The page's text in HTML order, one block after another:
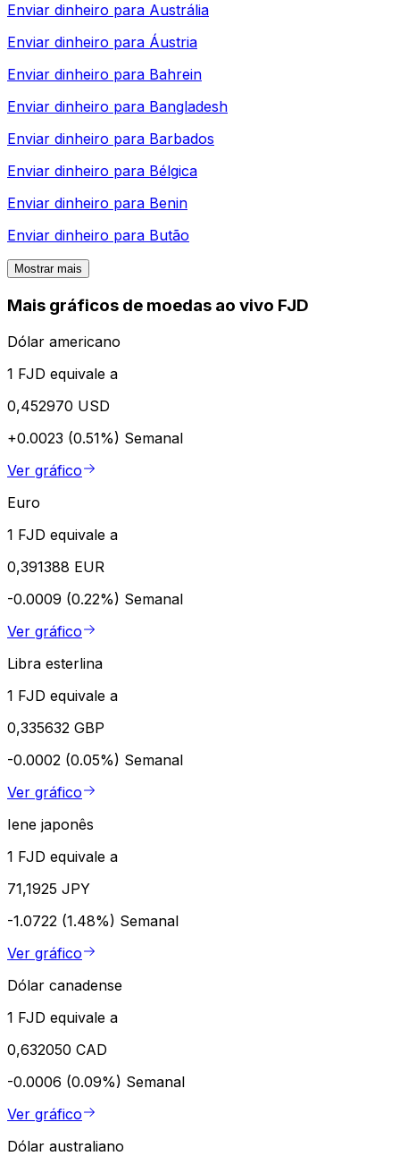
Enviar dinheiro para Austrália
Enviar dinheiro para Áustria
Enviar dinheiro para Bahrein
Enviar dinheiro para Bangladesh
Enviar dinheiro para Barbados
Enviar dinheiro para Bélgica
Enviar dinheiro para Benin
Enviar dinheiro para Butão
Mostrar mais
Mais gráficos de moedas ao vivo FJD
Dólar americano
1 FJD equivale a
0,452970 USD
+0.0023 (0.51%) Semanal
Ver gráfico
Euro
1 FJD equivale a
0,391388 EUR
-0.0009 (0.22%) Semanal
Ver gráfico
Libra esterlina
1 FJD equivale a
0,335632 GBP
-0.0002 (0.05%) Semanal
Ver gráfico
Iene japonês
1 FJD equivale a
71,1925 JPY
-1.0722 (1.48%) Semanal
Ver gráfico
Dólar canadense
1 FJD equivale a
0,632050 CAD
-0.0006 (0.09%) Semanal
Ver gráfico
Dólar australiano